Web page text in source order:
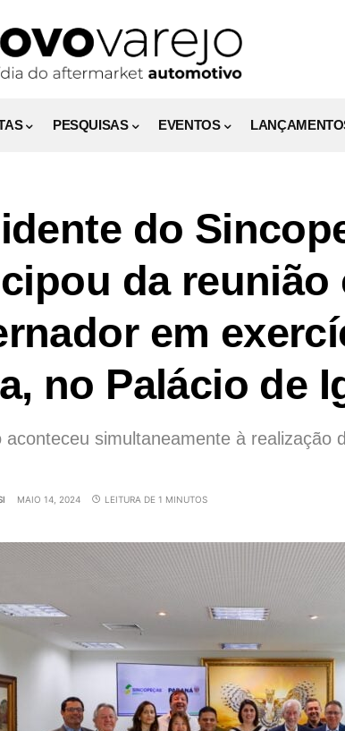
PESQUISAS EVENTOS
do
da reunião
em
no Palácio de
aconteceu simultaneamente à realização
MAIO 14, 2024 LEITURA DE 1 MINUTOS